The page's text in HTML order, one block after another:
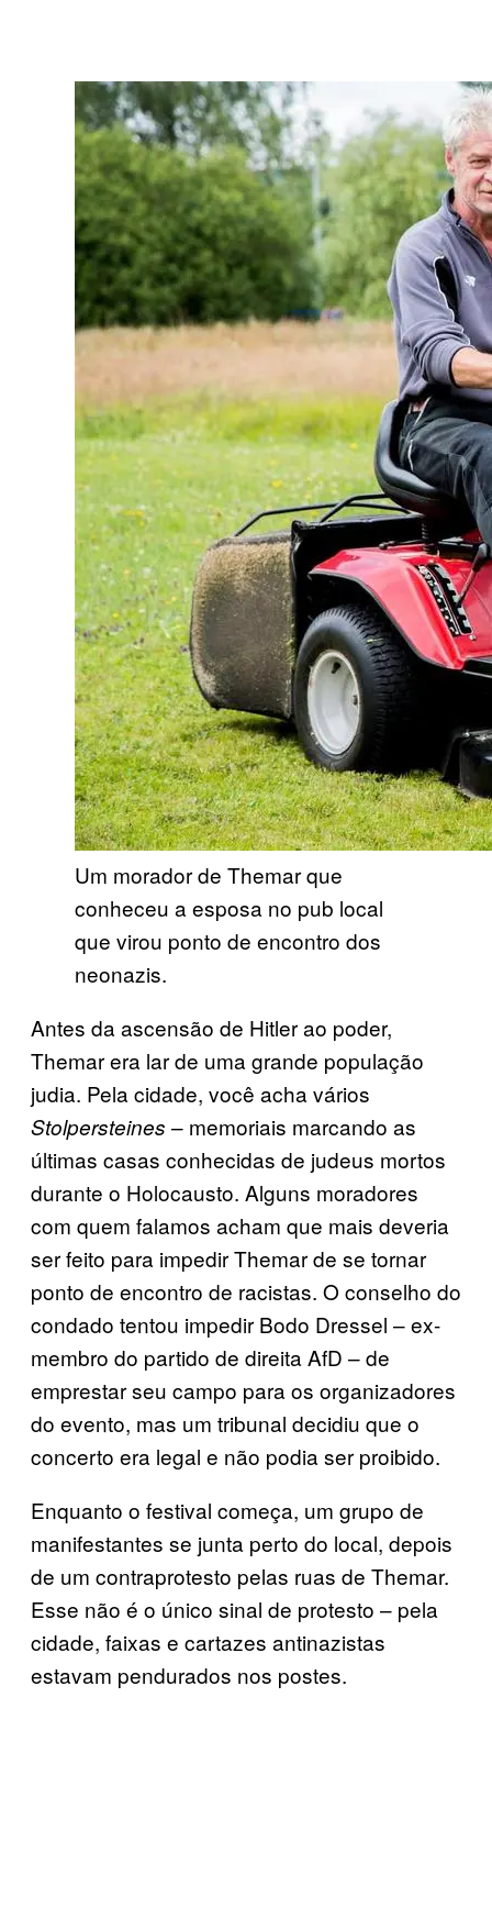
Um morador de Themar que
conheceu a esposa no pub local
que virou ponto de encontro dos
neonazis.
Antes da ascensão de Hitler ao poder,
Themar era lar de uma grande população
judia. Pela cidade, você acha vários
Stolpersteines – memoriais marcando as
últimas casas conhecidas de judeus mortos
durante o Holocausto. Alguns moradores
com quem falamos acham que mais deveria
ser feito para impedir Themar de se tornar
ponto de encontro de racistas. O conselho do
condado tentou impedir Bodo Dressel – ex-
membro do partido de direita AfD – de
emprestar seu campo para os organizadores
do evento, mas um tribunal decidiu que o
concerto era legal e não podia ser proibido.
Enquanto o festival começa, um grupo de
manifestantes se junta perto do local, depois
de um contraprotesto pelas ruas de Themar.
Esse não é o único sinal de protesto – pela
cidade, faixas e cartazes antinazistas
estavam pendurados nos postes.